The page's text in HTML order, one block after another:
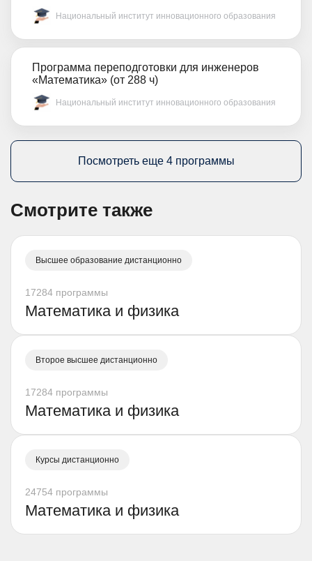
Национальный институт инновационного образования
Программа переподготовки для инженеров
«Математика» (от 288 ч)
Национальный институт инновационного образования
Посмотреть еще 4 программы
Смотрите также
Высшее образование дистанционно
17284 программы
Математика и физика
Второе высшее дистанционно
17284 программы
Математика и физика
Курсы дистанционно
24754 программы
Математика и физика